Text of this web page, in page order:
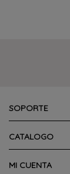
SOPORTE
CATALOGO
MI CUENTA